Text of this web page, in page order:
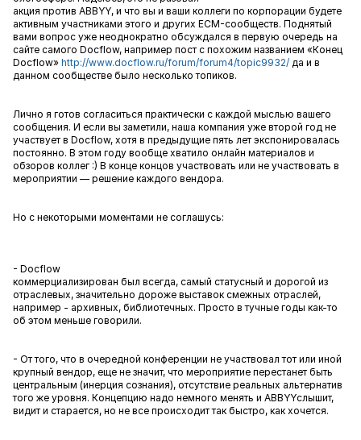
акция против ABBYY, и что вы и ваши коллеги по корпорации будете
активным участниками этого и других ECM-сообществ. Поднятый
вами вопрос уже неоднократно обсуждался в первую очередь на
сайте самого Docflow, например пост с похожим названием «Конец
Docflow» http://www.docflow.ru/forum/forum4/topic9932/ да и в
данном сообществе было несколько топиков.
Лично я готов согласиться практически с каждой мыслью вашего
сообщения. И если вы заметили, наша компания уже второй год не
участвует в Docflow, хотя в предыдущие пять лет экспонировалась
постоянно. В этом году вообще хватило онлайн материалов и
обзоров коллег :) В конце концов участвовать или не участвовать в
мероприятии — решение каждого вендора.
Но с некоторыми моментами не соглашусь:
- Docflow
коммерциализирован был всегда, самый статусный и дорогой из
отраслевых, значительно дороже выставок смежных отраслей,
например - архивных, библиотечных. Просто в тучные годы как-то
об этом меньше говорили.
- От того, что в очередной конференции не участвовал тот или иной
крупный вендор, еще не значит, что мероприятие перестанет быть
центральным (инерция сознания), отсутствие реальных альтернатив
того же уровня. Концепцию надо немного менять и ABBYYслышит,
видит и старается, но не все происходит так быстро, как хочется.